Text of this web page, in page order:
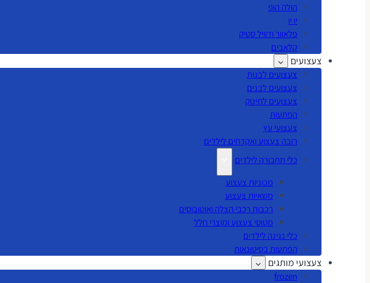
הולה הופ
יו יו
פלאוור ודוויל סטיק
קלאבים
צעצועים
צעצועים לבנות
צעצועים לבנים
צעצועים לתינוק
הפתעות
צעצועי עץ
רובה צעצוע ואקדחים לילדים
כלי תחבורה לילדים
מכוניות צעצוע
משאיות צעצוע
רכבות רכבי הצלה ואוטובוסים
מטוסי צעצוע ומוצרי חלל
כלי נגינה לילדים
הפתעות בסיטונאות
צעצועי מותגים
frozen